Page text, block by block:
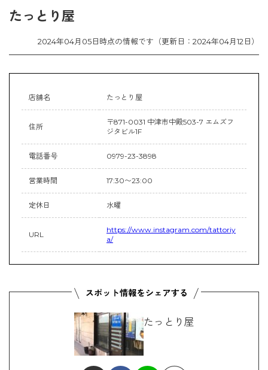
たっとり屋
2024年04月05日時点の情報です（更新日：2024年04月12日）
店舗名 たっとり屋
住所
〒871-0031 中津市中殿503-7 エムズフ
ジタビル1F
電話番号 0979-23-3898
営業時間 17:30〜23:00
定休日 水曜
URL
https://www.instagram.com/tattoriy
a/
たっとり屋